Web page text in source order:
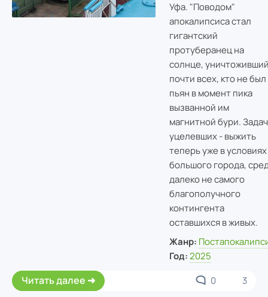
Уфа. "Поводом"
апокалипсиса стал
гигантский
протуберанец на
солнце,
почти всех, кто не был
пьян в момент пика
вызванной им
магнитной бури.
уцелевших - выжить
теперь уже в условиях
большого города,
далеко не самого
благополучного
контингента
оставшихся в живых.
Жанр:
Год: 2025
Читать далее 0 3